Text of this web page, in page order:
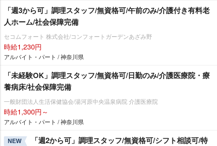
「週3から可」調理スタッフ/無資格可/午前のみ/介護付き有料老
人ホーム/社会保障完備
セコムフォート 株式会社/コンフォートガーデンあざみ野
時給1,230円
アルバイト・パート / 神奈川県
「未経験OK」調理スタッフ/無資格可/日勤のみ/介護医療院・療
養病床/社会保障完備
一般財団法人生活保健協会/湯河原中央温泉病院 介護医療院
時給1,300円～
アルバイト・パート / 神奈川県
NEW
「週2から可」調理スタッフ/無資格可/シフト相談可/特